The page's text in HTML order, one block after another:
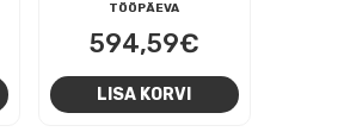
TÖÖPÄEVA
594,59€
LISA KORVI